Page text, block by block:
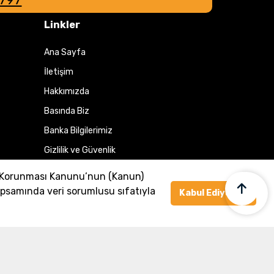
Kanunu’nun (Kanun)
veri sorumlusu sıfatıyla
Kabul Ediyorum
Linkler
Ana Sayfa
İletişim
Hakkımızda
Basında Biz
Banka Bilgilerimiz
Gizlilik ve Güvenlik
Üye Ol veya Giriş Yap